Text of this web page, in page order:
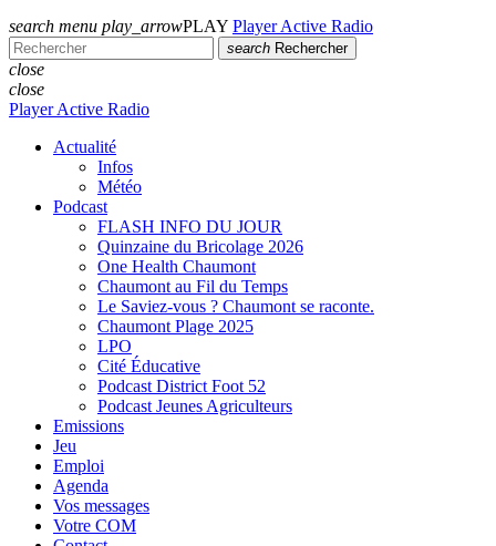
search menu play_arrowPLAY Player Active Radio
search Rechercher
close
close
Player Active Radio
Actualité
Infos
Météo
Podcast
FLASH INFO DU JOUR
Quinzaine du Bricolage 2026
One Health Chaumont
Chaumont au Fil du Temps
Le Saviez-vous ? Chaumont se raconte.
Chaumont Plage 2025
LPO
Cité Éducative
Podcast District Foot 52
Podcast Jeunes Agriculteurs
Emissions
Jeu
Emploi
Agenda
Vos messages
Votre COM